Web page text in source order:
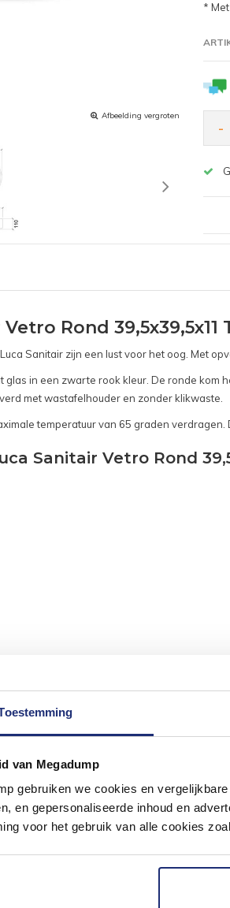
van Megadump
gebruiken we cookies en
en gepersonaliseerde inhoud en
voor het gebruik van alle cookies
Afbeelding vergroten
*
-
Rond
Sanitair zijn een lust voor het oog. Met
in een zwarte rook kleur. De ronde
met wastafelhouder en zonder klikwaste.
temperatuur van 65 graden
Sanitair Vetro Rond
Deel jouw badkamer op